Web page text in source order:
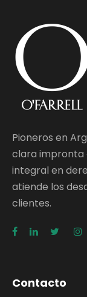
Pioneros en
clara impronta
integral en
atiende los
clientes.
Contacto